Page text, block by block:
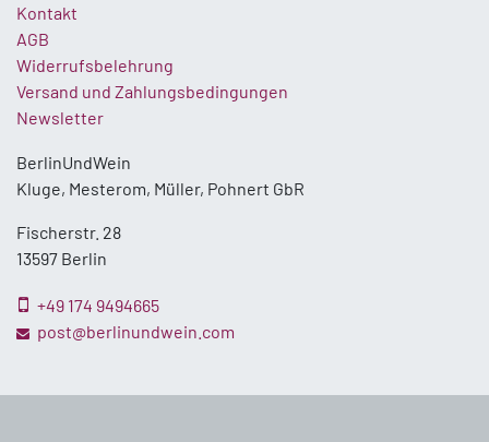
Kontakt
AGB
Widerrufsbelehrung
Versand und Zahlungsbedingungen
Newsletter
BerlinUndWein
Kluge, Mesterom, Müller, Pohnert GbR
Fischerstr. 28
13597 Berlin
+49 174 9494665
post@berlinundwein.com